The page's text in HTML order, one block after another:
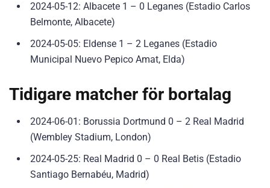
2024-05-12: Albacete 1 – 0 Leganes (Estadio Carlos
Belmonte, Albacete)
2024-05-05: Eldense 1 – 2 Leganes (Estadio
Municipal Nuevo Pepico Amat, Elda)
Tidigare matcher för bortalag
2024-06-01: Borussia Dortmund 0 – 2 Real Madrid
(Wembley Stadium, London)
2024-05-25: Real Madrid 0 – 0 Real Betis (Estadio
Santiago Bernabéu, Madrid)